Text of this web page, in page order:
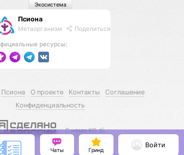
Псиона
Метаорганизм Поделиться
ресурсы:
Экосистема
Псиона О проекте Контакты
Соглашение
Конфиденциальность
С нами КО 🕉️
Чаты Гринд
Войти